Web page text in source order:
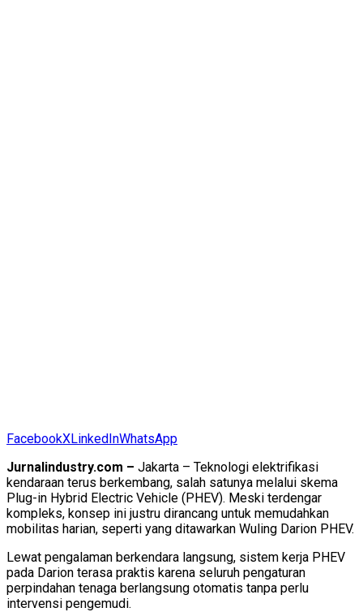
FacebookXLinkedInWhatsApp
Jurnalindustry.com – Jakarta – Teknologi elektrifikasi
kendaraan terus berkembang, salah satunya melalui skema
Plug-in Hybrid Electric Vehicle (PHEV). Meski terdengar
kompleks, konsep ini justru dirancang untuk memudahkan
mobilitas harian, seperti yang ditawarkan Wuling Darion PHEV.
Lewat pengalaman berkendara langsung, sistem kerja PHEV
pada Darion terasa praktis karena seluruh pengaturan
perpindahan tenaga berlangsung otomatis tanpa perlu
intervensi pengemudi.